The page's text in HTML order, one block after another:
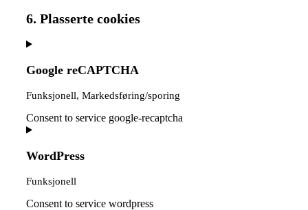
6. Plasserte cookies
Google reCAPTCHA
Funksjonell, Markedsføring/sporing
Consent to service google-recaptcha
WordPress
Funksjonell
Consent to service wordpress